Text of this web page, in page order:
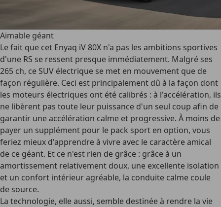
Aimable géant
Le fait que cet Enyaq iV 80X n'a pas les ambitions sportives
d'une RS se ressent presque immédiatement. Malgré ses
265 ch, ce SUV électrique se met en mouvement que de
façon régulière. Ceci est principalement dû à la façon dont
les moteurs électriques ont été calibrés : à l'accélération, ils
ne libèrent pas toute leur puissance d'un seul coup afin de
garantir une accélération calme et progressive. À moins de
payer un supplément pour le pack sport en option, vous
feriez mieux d'apprendre à vivre avec le caractère amical
de ce géant. Et ce n'est rien de grâce : grâce à un
amortissement relativement doux, une excellente isolation
et un confort intérieur agréable, la conduite calme coule
de source.
La technologie, elle aussi, semble destinée à rendre la vie